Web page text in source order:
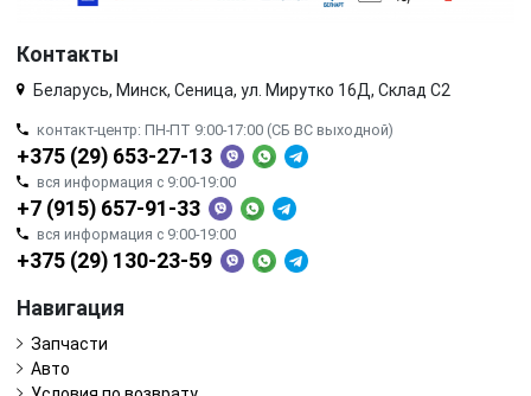
Контакты
Беларусь, Минск, Сеница, ул. Мирутко 16Д, Склад С2
контакт-центр: ПН-ПТ 9:00-17:00 (СБ ВС выходной)
+375 (29) 653-27-13
вся информация с 9:00-19:00
+7 (915) 657-91-33
вся информация с 9:00-19:00
+375 (29) 130-23-59
Навигация
Запчасти
Авто